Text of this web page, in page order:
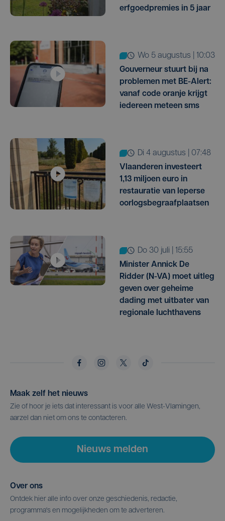
erfgoedpremies in 5 jaar
wo 5 augustus | 10:03
Gouverneur stuurt bij na
problemen met BE-Alert:
vanaf code oranje krijgt
iedereen meteen sms
di 4 augustus | 07:48
Vlaanderen investeert
1,13 miljoen euro in
restauratie van Ieperse
oorlogsbegraafplaatsen
do 30 juli | 15:55
Minister Annick De
Ridder (N-VA) moet uitleg
geven over geheime
dading met uitbater van
regionale luchthavens
Maak zelf het nieuws
Zie of hoor je iets dat interessant is voor alle West-Vlamingen,
aarzel dan niet om ons te contacteren.
Nieuws melden
Over ons
Ontdek hier alle info over onze geschiedenis, redactie,
programma's en mogelijkheden om te adverteren.